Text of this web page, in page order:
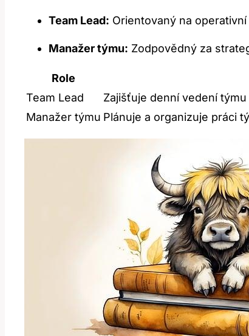
Team Lead: Orientovaný na
Manažer týmu: Zodpovědný za
Role
Team Lead
Zajišťuje‌ denní vedení
Manažer‌ týmu Plánuje a organizuje práci